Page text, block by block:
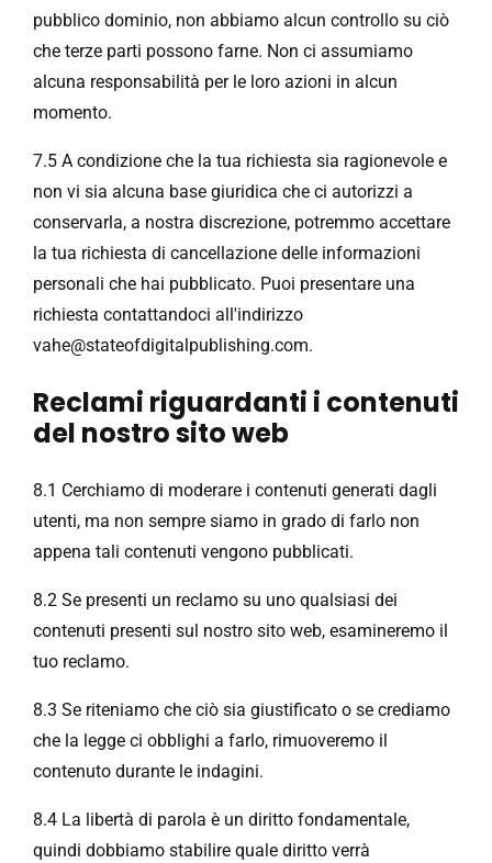
pubblico dominio, non abbiamo alcun controllo su ciò
che terze parti possono farne. Non ci assumiamo
alcuna responsabilità per le loro azioni in alcun
momento.
7.5 A condizione che la tua richiesta sia ragionevole e
non vi sia alcuna base giuridica che ci autorizzi a
conservarla, a nostra discrezione, potremmo accettare
la tua richiesta di cancellazione delle informazioni
personali che hai pubblicato. Puoi presentare una
richiesta contattandoci all'indirizzo
vahe@stateofdigitalpublishing.com.
Reclami riguardanti i contenuti
del nostro sito web
8.1 Cerchiamo di moderare i contenuti generati dagli
utenti, ma non sempre siamo in grado di farlo non
appena tali contenuti vengono pubblicati.
8.2 Se presenti un reclamo su uno qualsiasi dei
contenuti presenti sul nostro sito web, esamineremo il
tuo reclamo.
8.3 Se riteniamo che ciò sia giustificato o se crediamo
che la legge ci obblighi a farlo, rimuoveremo il
contenuto durante le indagini.
8.4 La libertà di parola è un diritto fondamentale,
quindi dobbiamo stabilire quale diritto verrà